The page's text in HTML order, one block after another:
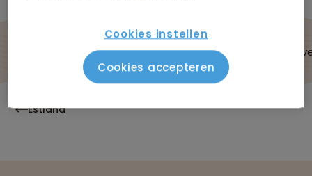
Data & prijzen Reisroute Verblijf &
Estland
Cookies instellen
Cookies accepteren